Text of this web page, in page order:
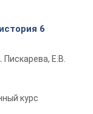
6
Пискарева, Е.В.
курс